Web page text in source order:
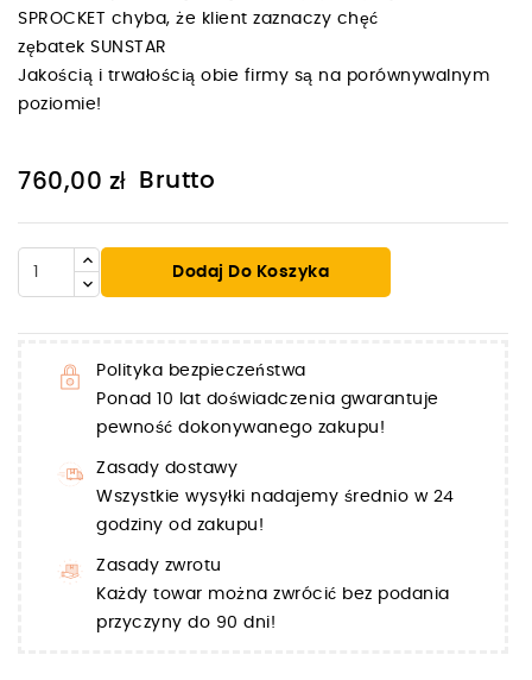
SPROCKET chyba, że klient zaznaczy chęć
zębatek SUNSTAR
Jakością i trwałością obie firmy są na porównywalnym
poziomie!
760,00 zł Brutto
Dodaj Do Koszyka
Polityka bezpieczeństwa
Ponad 10 lat doświadczenia gwarantuje
pewność dokonywanego zakupu!
Zasady dostawy
Wszystkie wysyłki nadajemy średnio w 24
godziny od zakupu!
Zasady zwrotu
Każdy towar można zwrócić bez podania
przyczyny do 90 dni!